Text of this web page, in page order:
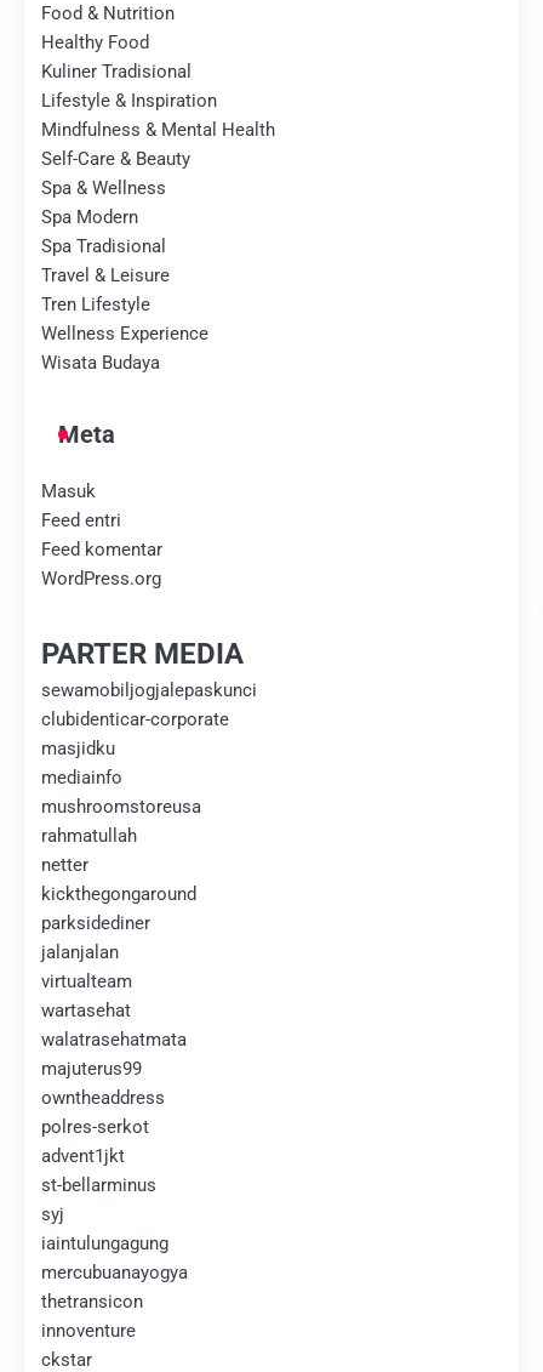
Food & Nutrition
Healthy Food
Kuliner Tradisional
Lifestyle & Inspiration
Mindfulness & Mental Health
Self-Care & Beauty
Spa & Wellness
Spa Modern
Spa Tradisional
Travel & Leisure
Tren Lifestyle
Wellness Experience
Wisata Budaya
Meta
Masuk
Feed entri
Feed komentar
WordPress.org
PARTER MEDIA
sewamobiljogjalepaskunci
clubidenticar-corporate
masjidku
mediainfo
mushroomstoreusa
rahmatullah
netter
kickthegongaround
parksidediner
jalanjalan
virtualteam
wartasehat
walatrasehatmata
majuterus99
owntheaddress
polres-serkot
advent1jkt
st-bellarminus
syj
iaintulungagung
mercubuanayogya
thetransicon
innoventure
ckstar